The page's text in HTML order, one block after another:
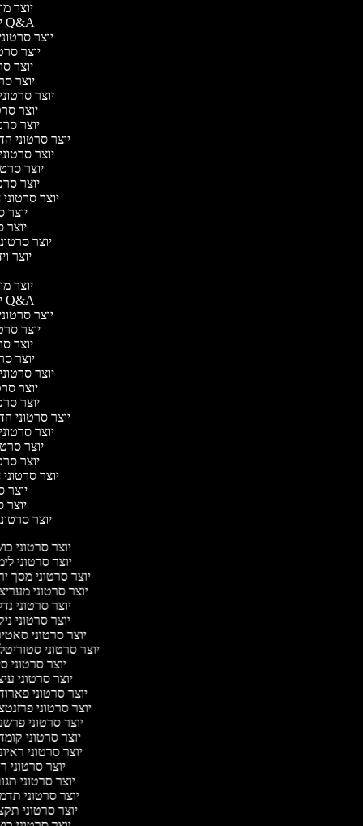
יוצר
יוצר סרטוני Q&A
יוצר
יוצר
יוצר
יוצר
יוצר
יוצר
יוצר
יוצר סרטוני
יוצר
יוצר
יוצר
יוצר
יוצר
יוצר
יוצר
יוצר
יוצר
יוצר סרטוני Q&A
יוצר
יוצר
יוצר
יוצר
יוצר
יוצר
יוצר
יוצר סרטוני
יוצר
יוצר
יוצר
יוצר
יוצר
יוצר
יוצר
יוצר סרטוני
יוצר סרטוני
יוצר סרטוני מסך
יוצר סרטוני
יוצר סרטוני
יוצר סרטוני
יוצר סרטוני
יוצר סרטוני
יוצר סרטוני
יוצר סרטוני
יוצר סרטוני
יוצר סרטוני
יוצר סרטוני
יוצר סרטוני
יוצר סרטוני
יוצר סרטוני
יוצר סרטוני
יוצר סרטוני
יוצר סרטוני